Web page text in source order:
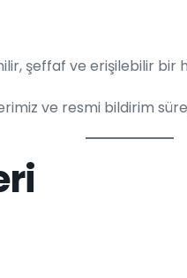
şeffaf ve erişilebilir bir
ve resmi bildirim